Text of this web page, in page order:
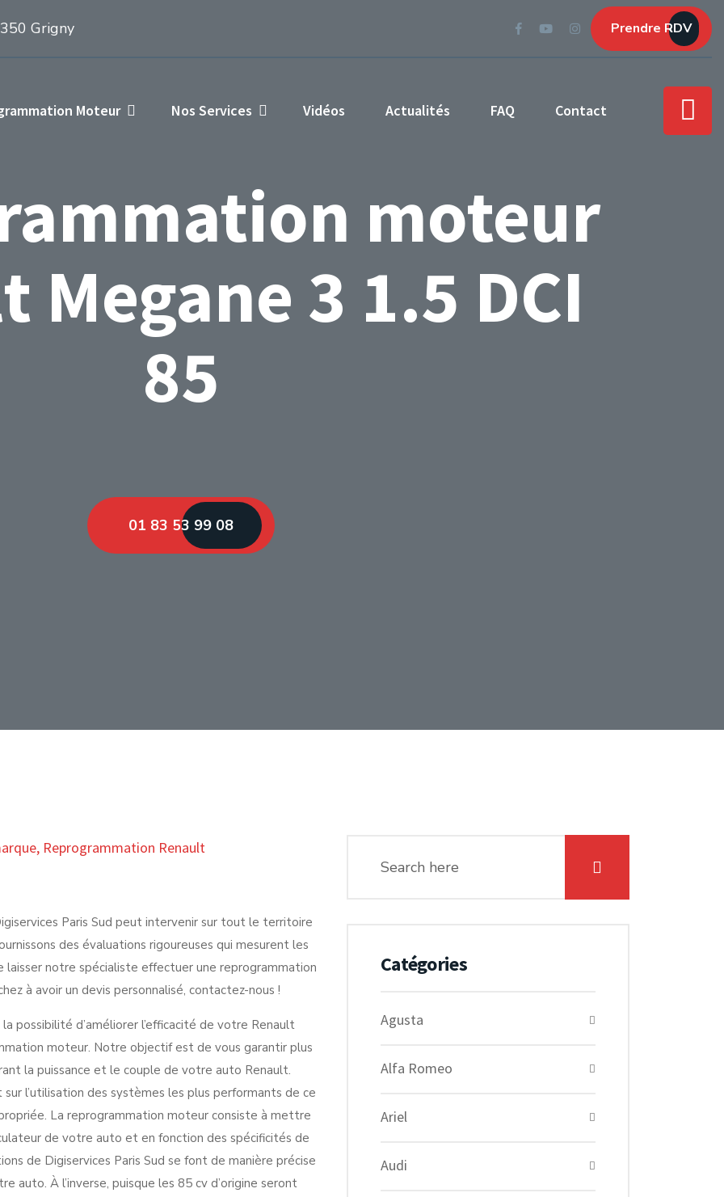
Grigny Prendre RDV
Moteur Nos Services Vidéos Actualités FAQ Contact
moteur
Megane 3 1.5 DCI
85
01 83 53 99 08
, Reprogrammation Renault
Paris Sud peut intervenir sur tout le territoire
des évaluations rigoureuses qui mesurent les
notre spécialiste effectuer une reprogrammation
à avoir un devis personnalisé, contactez-nous !
possibilité d’améliorer l’efficacité de votre Renault
moteur. Notre objectif est de vous garantir plus
la puissance et le couple de votre auto Renault.
l’utilisation des systèmes les plus performants de ce
La reprogrammation moteur consiste à mettre
de votre auto et en fonction des spécificités de
de Digiservices Paris Sud se font de manière précise
À l’inverse, puisque les 85 cv d’origine seront
Catégories
Agusta
Alfa Romeo
Ariel
Audi